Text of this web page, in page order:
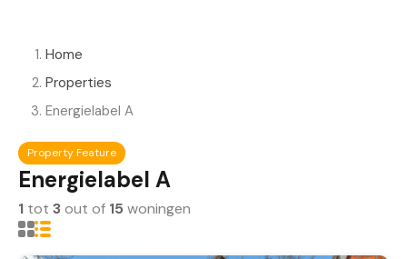
Home
Properties
Energielabel A
Property Feature
Energielabel A
1 tot 3out of 15 woningen